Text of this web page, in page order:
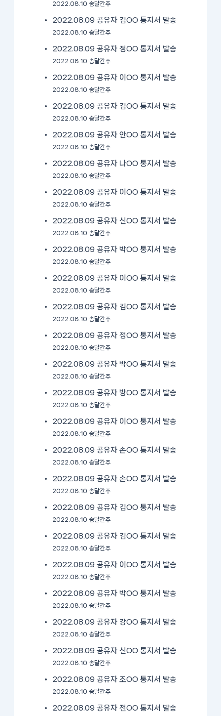
2022.08.10 송달간주
2022.08.09 공유자 김OO 통지서 발송
2022.08.10 송달간주
2022.08.09 공유자 정OO 통지서 발송
2022.08.10 송달간주
2022.08.09 공유자 이OO 통지서 발송
2022.08.10 송달간주
2022.08.09 공유자 김OO 통지서 발송
2022.08.10 송달간주
2022.08.09 공유자 안OO 통지서 발송
2022.08.10 송달간주
2022.08.09 공유자 나OO 통지서 발송
2022.08.10 송달간주
2022.08.09 공유자 이OO 통지서 발송
2022.08.10 송달간주
2022.08.09 공유자 신OO 통지서 발송
2022.08.10 송달간주
2022.08.09 공유자 박OO 통지서 발송
2022.08.10 송달간주
2022.08.09 공유자 이OO 통지서 발송
2022.08.10 송달간주
2022.08.09 공유자 김OO 통지서 발송
2022.08.10 송달간주
2022.08.09 공유자 정OO 통지서 발송
2022.08.10 송달간주
2022.08.09 공유자 박OO 통지서 발송
2022.08.10 송달간주
2022.08.09 공유자 방OO 통지서 발송
2022.08.10 송달간주
2022.08.09 공유자 이OO 통지서 발송
2022.08.10 송달간주
2022.08.09 공유자 손OO 통지서 발송
2022.08.10 송달간주
2022.08.09 공유자 손OO 통지서 발송
2022.08.10 송달간주
2022.08.09 공유자 김OO 통지서 발송
2022.08.10 송달간주
2022.08.09 공유자 김OO 통지서 발송
2022.08.10 송달간주
2022.08.09 공유자 이OO 통지서 발송
2022.08.10 송달간주
2022.08.09 공유자 박OO 통지서 발송
2022.08.10 송달간주
2022.08.09 공유자 강OO 통지서 발송
2022.08.10 송달간주
2022.08.09 공유자 신OO 통지서 발송
2022.08.10 송달간주
2022.08.09 공유자 조OO 통지서 발송
2022.08.10 송달간주
2022.08.09 공유자 전OO 통지서 발송